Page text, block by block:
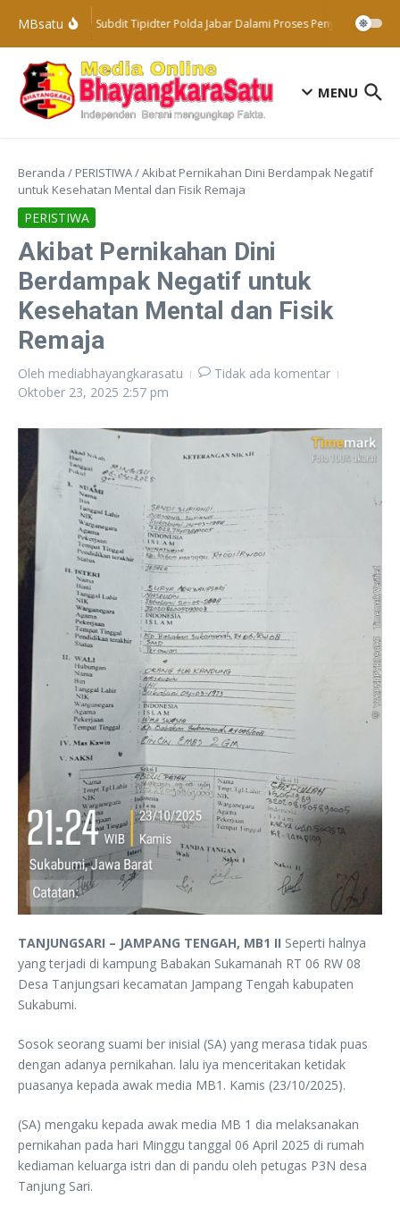
Lewati ke konten
MBsatu
Subdit Tipidter Polda Jabar Dalami Proses Penyelidikan
MENU
Beranda / PERISTIWA/Akibat Pernikahan Dini Berdampak Negatif
untuk Kesehatan Mental dan Fisik Remaja
PERISTIWA
Akibat Pernikahan Dini
Berdampak Negatif untuk
Kesehatan Mental dan Fisik
Remaja
Oleh mediabhayangkarasatu
Tidak ada komentar
Oktober 23, 2025 2:57 pm
TANJUNGSARI – JAMPANG TENGAH, MB1 II Seperti halnya
yang terjadi di kampung Babakan Sukamanah RT 06 RW 08
Desa Tanjungsari kecamatan Jampang Tengah kabupaten
Sukabumi.
Sosok seorang suami ber inisial (SA) yang merasa tidak puas
dengan adanya pernikahan. lalu iya menceritakan ketidak
puasanya kepada awak media MB1. Kamis (23/10/2025).
(SA) mengaku kepada awak media MB 1 dia melaksanakan
pernikahan pada hari Minggu tanggal 06 April 2025 di rumah
kediaman keluarga istri dan di pandu oleh petugas P3N desa
Tanjung Sari.